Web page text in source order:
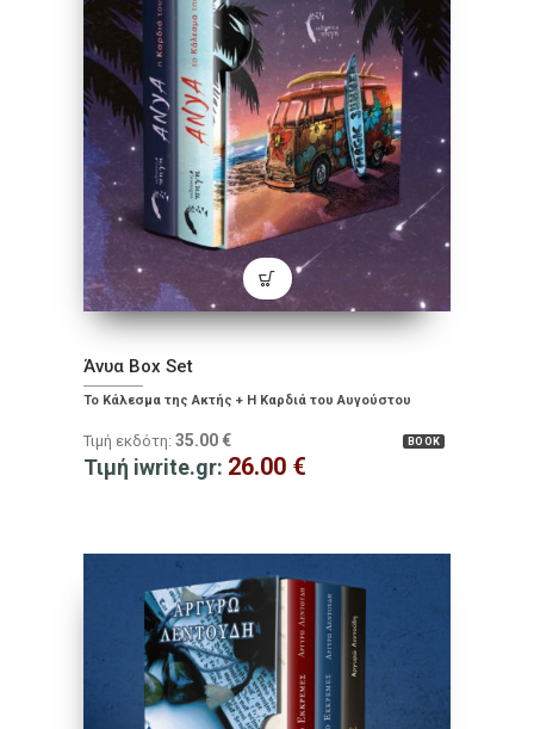
Άνυα Box Set
Το Κάλεσμα της Ακτής + Η Καρδιά του Αυγούστου
BOOK
Τιμή εκδότη: 35.00 €
Τιμή iwrite.gr: 26.00 €